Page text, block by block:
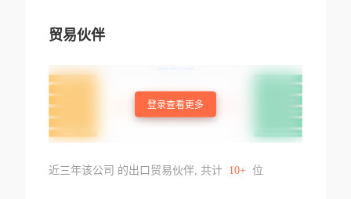
贸易伙伴
登录查看更多
近三年该公司 的出口贸易伙伴, 共计 10+ 位